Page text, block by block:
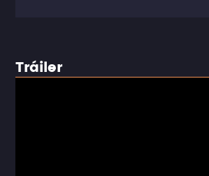
Tráiler